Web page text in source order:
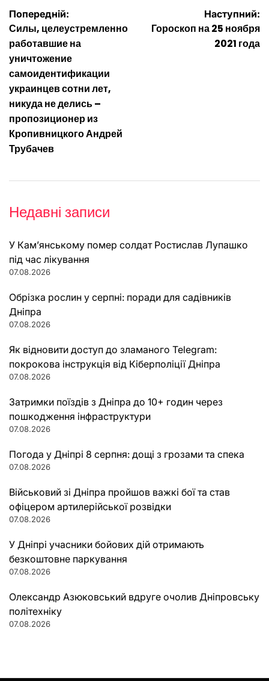
Навігація
записів
Попередній:
Силы, целеустремленно
работавшие на
уничтожение
самоидентификации
украинцев сотни лет,
никуда не делись –
пропозиционер из
Кропивницкого Андрей
Трубачев
Наступний:
Гороскоп на 25 ноября
2021 года
Недавні записи
У Кам’янському помер солдат Ростислав Лупашко
під час лікування
07.08.2026
Обрізка рослин у серпні: поради для садівників
Дніпра
07.08.2026
Як відновити доступ до зламаного Telegram:
покрокова інструкція від Кіберполіції Дніпра
07.08.2026
Затримки поїздів з Дніпра до 10+ годин через
пошкодження інфраструктури
07.08.2026
Погода у Дніпрі 8 серпня: дощі з грозами та спека
07.08.2026
Військовий зі Дніпра пройшов важкі бої та став
офіцером артилерійської розвідки
07.08.2026
У Дніпрі учасники бойових дій отримають
безкоштовне паркування
07.08.2026
Олександр Азюковський вдруге очолив Дніпровську
політехніку
07.08.2026